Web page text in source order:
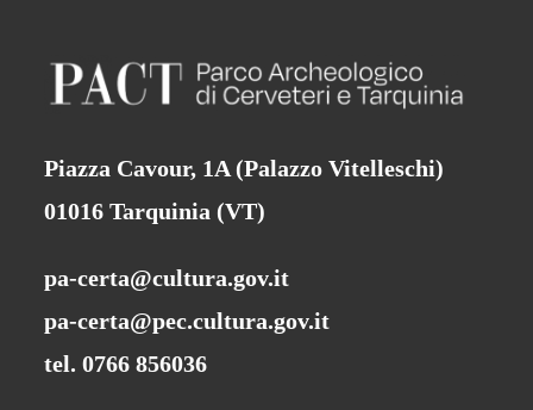
Piazza Cavour, 1A (Palazzo Vitelleschi)
01016 Tarquinia (VT)
pa-certa@cultura.gov.it
pa-certa@pec.cultura.gov.it
tel. 0766 856036